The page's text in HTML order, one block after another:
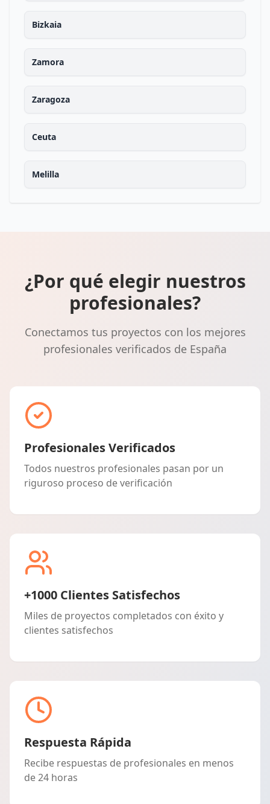
Bizkaia
Zamora
Zaragoza
Ceuta
Melilla
¿Por qué elegir nuestros
profesionales?
Conectamos tus proyectos con los mejores
profesionales verificados de España
Profesionales Verificados
Todos nuestros profesionales pasan por un
riguroso proceso de verificación
+1000 Clientes Satisfechos
Miles de proyectos completados con éxito y
clientes satisfechos
Respuesta Rápida
Recibe respuestas de profesionales en menos
de 24 horas